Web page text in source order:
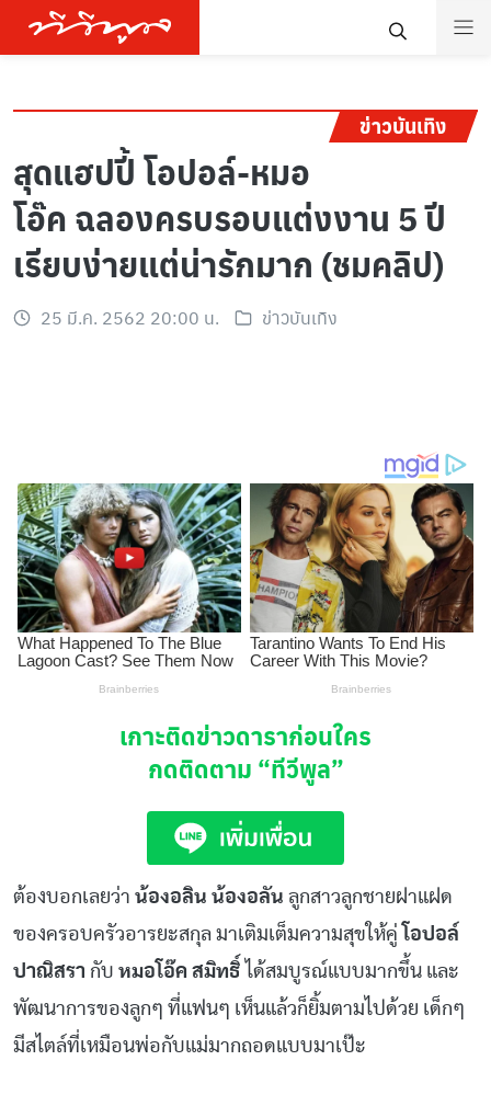
ข่าวบันเทิง
สุดแฮปปี้ โอปอล์-หมอ
โอ๊ค ฉลองครบรอบแต่งงาน 5 ปี
เรียบง่ายแต่น่ารักมาก (ชมคลิป)
25 มี.ค. 2562 20:00 น. ข่าวบันเทิง
เกาะติดข่าวดาราก่อนใคร
กดติดตาม “ทีวีพูล”
ต้องบอกเลยว่า น้องอลิน น้องอลัน ลูกสาวลูกชายฝาแฝด
ของครอบครัวอารยะสกุล มาเติมเต็มความสุขให้คู่ โอปอล์
ปาณิสรา กับ หมอโอ๊ค สมิทธิ์ ได้สมบูรณ์แบบมากขึ้น และ
พัฒนาการของลูกๆ ที่แฟนๆ เห็นแล้วก็ยิ้มตามไปด้วย เด็กๆ
มีสไตล์ที่เหมือนพ่อกับแม่มากถอดแบบมาเป๊ะ